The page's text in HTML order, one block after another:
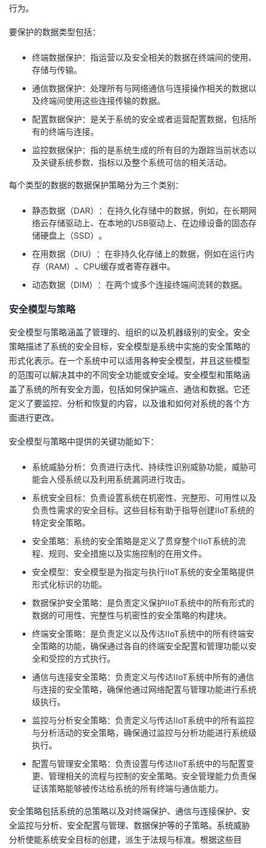
行为。
要保护的数据类型包括：
终端数据保护：指运营以及安全相关的数据在终端间的使用、
存储与传输。
通信数据保护：处理所有与网络通信与连接操作相关的数据以
及终端间使用这些连接传输的数据。
配置数据保护：是关于系统的安全或者运营配置数据，包括所
有的终端与连接。
监控数据保护：指的是系统生成的所有目的为跟踪当前状态以
及关键系统参数、指标以及整个系统可信的相关活动。
每个类型的数据的数据保护策略分为三个类别：
静态数据（DAR）：在持久化存储中的数据，例如，在长期网
络云存储驱动上、在本地的USB驱动上、在边缘设备的固态存
储硬盘上（SSD）。
在用数据（DIU）：在非持久化存储上的数据，例如在运行内
存（RAM）、CPU缓存或者寄存器中。
动态数据（DIM）：在两个或多个连接终端间流转的数据。
安全模型与策略
安全模型与策略涵盖了管理的、组织的以及机器级别的安全。安全
策略描述了系统的安全目标，安全模型是系统中实施的安全策略的
形式化表示。在一个系统中可以适用各种安全模型，并且这些模型
的范围可以解决其中的不同安全功能或安全域。安全模型和策略涵
盖了系统的所有安全方面，包括如何保护端点、通信和数据。它还
定义了要监控、分析和恢复的内容，以及谁和如何对系统的各个方
面进行更改。
安全模型与策略中提供的关键功能如下：
系统威胁分析：负责进行迭代、持续性识别威胁功能，威胁可
能会入侵系统以及利用系统漏洞进行攻击。
系统安全目标：负责设置系统在机密性、完整形、可用性以及
负责性需求的安全目标。这些目标有助于指导创建IIoT系统的
特定安全策略。
安全策略：系统的安全策略是定义了贯穿整个IIoT系统的流
程、规则、安全措施以及实施控制的在用文件。
安全模型：安全模型是为指定与执行IIoT系统的安全策略提供
形式化标识的功能。
数据保护安全策略：是负责定义保护IIoT系统中的所有形式的
数据的可用性、完整性与机密性的安全策略的构建块。
终端安全策略：是负责定义以及传达IIoT系统中的所有终端安
全策略的功能，确保通过各自的终端安全配置和管理功能以安
全和受控的方式执行。
通信与连接安全策略：负责定义与传达IIoT系统中所有的通信
与连接的安全策略，确保他通过网络配置与管理功能进行系统
级执行。
监控与分析安全策略：负责定义与传达IIoT系统中的所有监控
与分析活动的安全策略，确保通过监控与分析功能进行系统级
执行。
配置与管理安全策略：负责设置与传达IIoT系统中的与配置变
更、管理相关的流程与控制的安全策略。安全管理能力负责保
证该策略能够被传达给系统的所有终端与通信能力。
安全策略包括系统的总策略以及对终端保护、通信与连接保护、安
全监控与分析、安全配置与管理、数据保护等的子策略。系统威胁
分析使能系统安全目标的创建，派生于法规与标准。根据这些目